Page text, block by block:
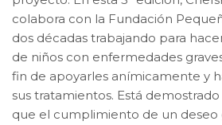
colabora con la Fundación
dos décadas trabajando para
de niños con enfermedades
fin de apoyarles anímicamente y
sus tratamientos. Está
que el cumplimiento de un deseo